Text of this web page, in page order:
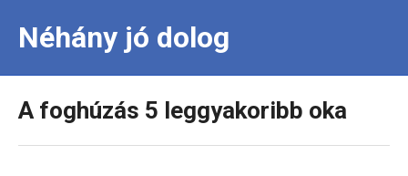
Néhány jó dolog
A foghúzás 5 leggyakoribb oka